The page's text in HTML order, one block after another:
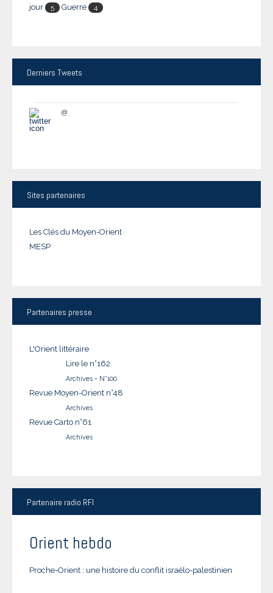
jour
5 Guerre 4
Derniers Tweets
@
Sites partenaires
Les Clés du Moyen-Orient
MESP
Partenaires presse
L'Orient littéraire
Lire le n°162
Archives - N°100
Revue Moyen-Orient n°48
Archives
Revue Carto n°61
Archives
Partenaire radio RFI
Orient hebdo
Proche-Orient : une histoire du conflit israélo-palestinien